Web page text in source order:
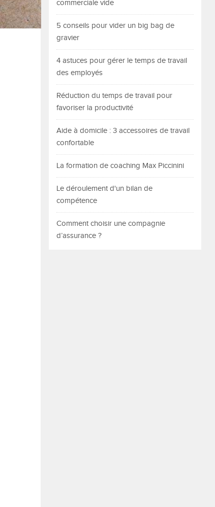
commerciale vide
5 conseils pour vider un big bag de
gravier
4 astuces pour gérer le temps de travail
des employés
Réduction du temps de travail pour
favoriser la productivité
Aide à domicile : 3 accessoires de travail
confortable
La formation de coaching Max Piccinini
Le déroulement d'un bilan de
compétence
Comment choisir une compagnie
d’assurance ?